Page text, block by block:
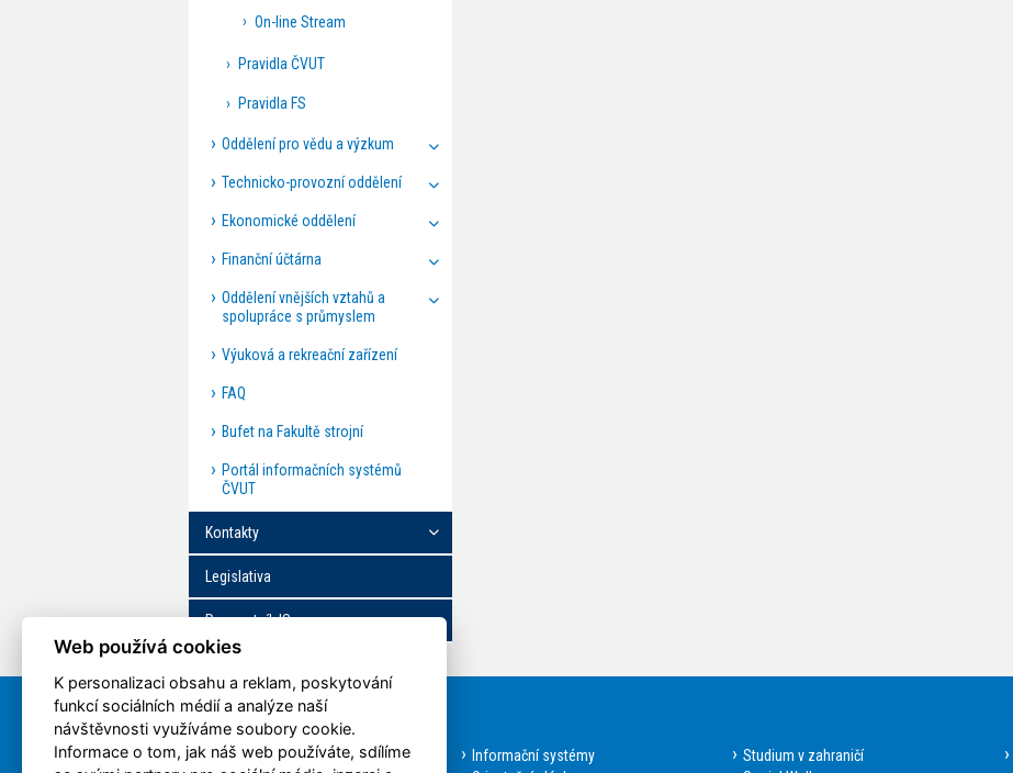
On-line Stream
Pravidla ČVUT
Pravidla FS
Oddělení pro vědu a výzkum
Technicko-provozní oddělení
Ekonomické oddělení
Finanční účtárna
Oddělení vnějších vztahů a
spolupráce s průmyslem
Výuková a rekreační zařízení
FAQ
Bufet na Fakultě strojní
Portál informačních systémů
ČVUT
Kontakty
Legislativa
Rozcestník IS
Rychlá volba
Aktuality
Informační systémy
Studium v zahraničí
Web používá cookies
K personalizaci obsahu a reklam, poskytování
funkcí sociálních médií a analýze naší
návštěvnosti využíváme soubory cookie.
Informace o tom, jak náš web používáte, sdílíme